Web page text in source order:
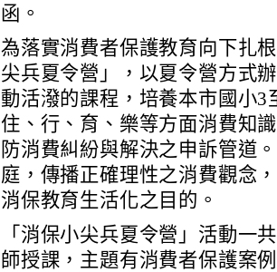
函。
為落實消費者保護教育向下扎
尖兵夏令營」，以夏令營方式
動活潑的課程，培養本市國小
住、行、育、樂等方面消費知
防消費糾紛與解決之申訴管道
庭，傳播正確理性之消費觀念
消保教育生活化之目的。
「消保小尖兵夏令營」活動一
師授課，主題有消費者保護案